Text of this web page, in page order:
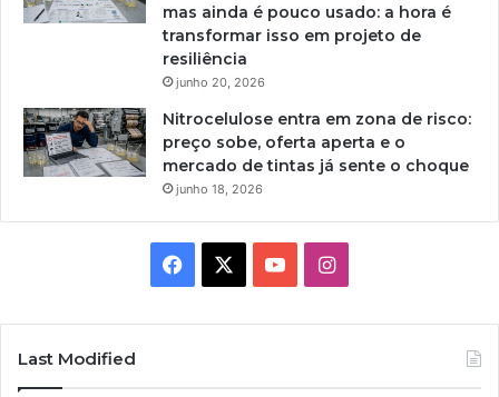
mas ainda é pouco usado: a hora é
transformar isso em projeto de
resiliência
junho 20, 2026
Nitrocelulose entra em zona de risco:
preço sobe, oferta aperta e o
mercado de tintas já sente o choque
junho 18, 2026
Facebook YouTubeInstagram
Last Modified